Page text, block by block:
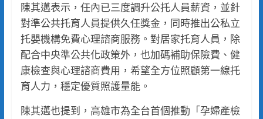
陳其邁表示，任內已三度調升公托人員薪資，並針
對準公共托育人員提供久任獎金，同時推出公私立
托嬰機構免費心理諮商服務。對居家托育人員，除
配合中央準公共化政策外，也加碼補助保險費、健
康檢查與心理諮商費用，希望全方位照顧第一線托
育人力，穩定優質照護量能。
陳其邁也提到，高雄市為全台首個推動「孕婦產檢